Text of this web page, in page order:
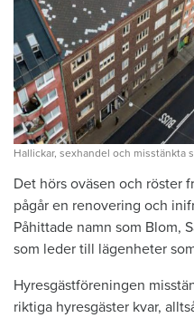
Hallickar, sexhandel och misstänkta
Det hörs oväsen och röster
pågår en renovering och
Påhittade namn som Blom,
som leder till lägenheter
Hyresgästföreningen
riktiga hyresgäster kvar,